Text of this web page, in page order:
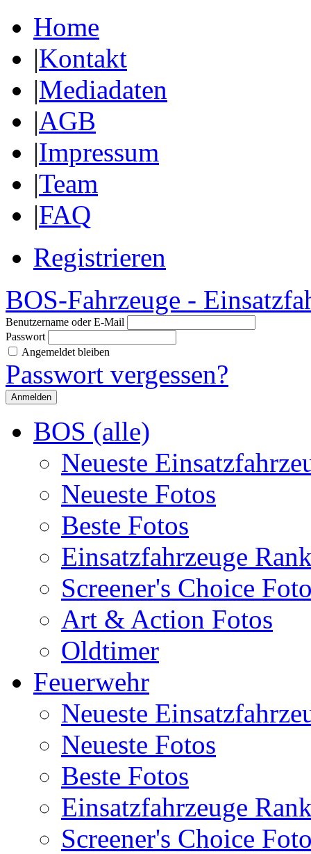
Home
|Kontakt
|Mediadaten
|AGB
|Impressum
|Team
|FAQ
Registrieren
BOS-Fahrzeuge -
Benutzername oder E-Mail
Passwort
Angemeldet bleiben
Passwort vergessen?
BOS (alle)
Neueste
Neueste Fotos
Beste Fotos
Einsatzfahrzeuge
Screener's Choice
Art & Action Fotos
Oldtimer
Feuerwehr
Neueste
Neueste Fotos
Beste Fotos
Einsatzfahrzeuge
Screener's Choice